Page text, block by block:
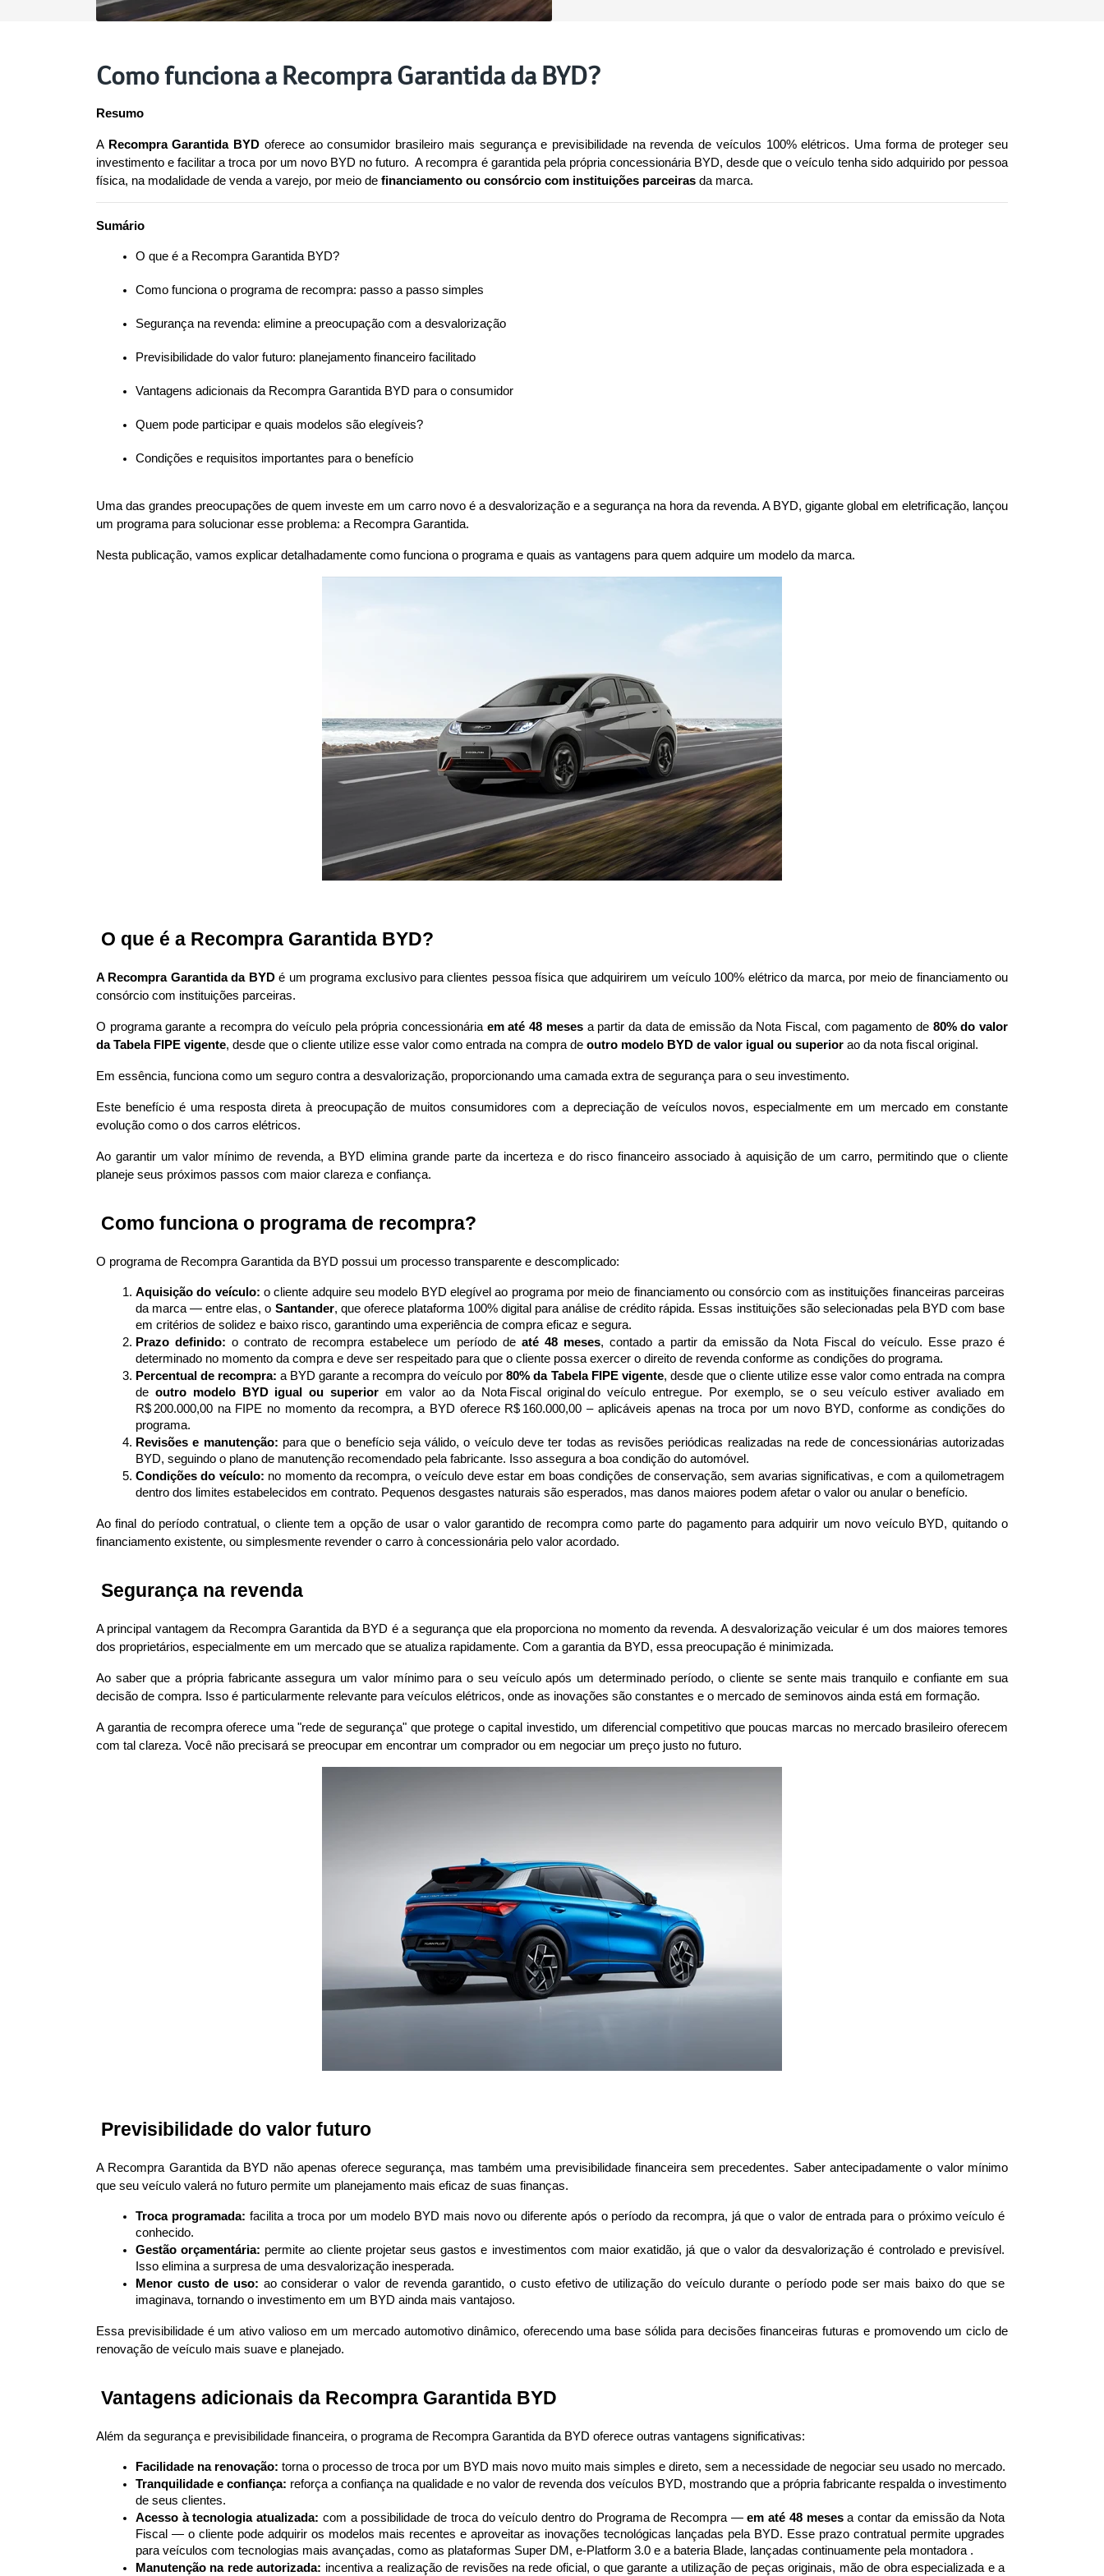
Como funciona a Recompra Garantida da BYD?
Resumo
A Recompra Garantida BYD oferece ao consumidor brasileiro mais segurança e previsibilidade na revenda de veículos 100% elétricos. Uma forma de proteger seu
investimento e facilitar a troca por um novo BYD no futuro.  A recompra é garantida pela própria concessionária BYD, desde que o veículo tenha sido adquirido por pessoa
física, na modalidade de venda a varejo, por meio de financiamento ou consórcio com instituições parceiras da marca.
Sumário
O que é a Recompra Garantida BYD?
Como funciona o programa de recompra: passo a passo simples
Segurança na revenda: elimine a preocupação com a desvalorização
Previsibilidade do valor futuro: planejamento financeiro facilitado
Vantagens adicionais da Recompra Garantida BYD para o consumidor
Quem pode participar e quais modelos são elegíveis?
Condições e requisitos importantes para o benefício
Uma das grandes preocupações de quem investe em um carro novo é a desvalorização e a segurança na hora da revenda. A BYD, gigante global em eletrificação, lançou
um programa para solucionar esse problema: a Recompra Garantida.
Nesta publicação, vamos explicar detalhadamente como funciona o programa e quais as vantagens para quem adquire um modelo da marca.
O que é a Recompra Garantida BYD?
A Recompra Garantida da BYD é um programa exclusivo para clientes pessoa física que adquirirem um veículo 100% elétrico da marca, por meio de financiamento ou
consórcio com instituições parceiras.
O programa garante a recompra do veículo pela própria concessionária em até 48 meses a partir da data de emissão da Nota Fiscal, com pagamento de 80% do valor
da Tabela FIPE vigente, desde que o cliente utilize esse valor como entrada na compra de outro modelo BYD de valor igual ou superior ao da nota fiscal original.
Em essência, funciona como um seguro contra a desvalorização, proporcionando uma camada extra de segurança para o seu investimento.
Este benefício é uma resposta direta à preocupação de muitos consumidores com a depreciação de veículos novos, especialmente em um mercado em constante
evolução como o dos carros elétricos.
Ao garantir um valor mínimo de revenda, a BYD elimina grande parte da incerteza e do risco financeiro associado à aquisição de um carro, permitindo que o cliente
planeje seus próximos passos com maior clareza e confiança.
Como funciona o programa de recompra?
O programa de Recompra Garantida da BYD possui um processo transparente e descomplicado:
Aquisição do veículo: o cliente adquire seu modelo BYD elegível ao programa por meio de financiamento ou consórcio com as instituições financeiras parceiras
da marca — entre elas, o Santander, que oferece plataforma 100% digital para análise de crédito rápida. Essas instituições são selecionadas pela BYD com base
em critérios de solidez e baixo risco, garantindo uma experiência de compra eficaz e segura.
Prazo definido: o contrato de recompra estabelece um período de até 48 meses, contado a partir da emissão da Nota Fiscal do veículo. Esse prazo é
determinado no momento da compra e deve ser respeitado para que o cliente possa exercer o direito de revenda conforme as condições do programa.
Percentual de recompra: a BYD garante a recompra do veículo por 80% da Tabela FIPE vigente, desde que o cliente utilize esse valor como entrada na compra
de outro modelo BYD igual ou superior em valor ao da Nota Fiscal original do veículo entregue. Por exemplo, se o seu veículo estiver avaliado em
R$ 200.000,00 na FIPE no momento da recompra, a BYD oferece R$ 160.000,00 – aplicáveis apenas na troca por um novo BYD, conforme as condições do
programa.
Revisões e manutenção: para que o benefício seja válido, o veículo deve ter todas as revisões periódicas realizadas na rede de concessionárias autorizadas
BYD, seguindo o plano de manutenção recomendado pela fabricante. Isso assegura a boa condição do automóvel.
Condições do veículo: no momento da recompra, o veículo deve estar em boas condições de conservação, sem avarias significativas, e com a quilometragem
dentro dos limites estabelecidos em contrato. Pequenos desgastes naturais são esperados, mas danos maiores podem afetar o valor ou anular o benefício.
Ao final do período contratual, o cliente tem a opção de usar o valor garantido de recompra como parte do pagamento para adquirir um novo veículo BYD, quitando o
financiamento existente, ou simplesmente revender o carro à concessionária pelo valor acordado.
Segurança na revenda
A principal vantagem da Recompra Garantida da BYD é a segurança que ela proporciona no momento da revenda. A desvalorização veicular é um dos maiores temores
dos proprietários, especialmente em um mercado que se atualiza rapidamente. Com a garantia da BYD, essa preocupação é minimizada.
Ao saber que a própria fabricante assegura um valor mínimo para o seu veículo após um determinado período, o cliente se sente mais tranquilo e confiante em sua
decisão de compra. Isso é particularmente relevante para veículos elétricos, onde as inovações são constantes e o mercado de seminovos ainda está em formação.
A garantia de recompra oferece uma "rede de segurança" que protege o capital investido, um diferencial competitivo que poucas marcas no mercado brasileiro oferecem
com tal clareza. Você não precisará se preocupar em encontrar um comprador ou em negociar um preço justo no futuro.
Previsibilidade do valor futuro
A Recompra Garantida da BYD não apenas oferece segurança, mas também uma previsibilidade financeira sem precedentes. Saber antecipadamente o valor mínimo
que seu veículo valerá no futuro permite um planejamento mais eficaz de suas finanças.
Troca programada: facilita a troca por um modelo BYD mais novo ou diferente após o período da recompra, já que o valor de entrada para o próximo veículo é
conhecido.
Gestão orçamentária: permite ao cliente projetar seus gastos e investimentos com maior exatidão, já que o valor da desvalorização é controlado e previsível.
Isso elimina a surpresa de uma desvalorização inesperada.
Menor custo de uso: ao considerar o valor de revenda garantido, o custo efetivo de utilização do veículo durante o período pode ser mais baixo do que se
imaginava, tornando o investimento em um BYD ainda mais vantajoso.
Essa previsibilidade é um ativo valioso em um mercado automotivo dinâmico, oferecendo uma base sólida para decisões financeiras futuras e promovendo um ciclo de
renovação de veículo mais suave e planejado.
Vantagens adicionais da Recompra Garantida BYD
Além da segurança e previsibilidade financeira, o programa de Recompra Garantida da BYD oferece outras vantagens significativas:
Facilidade na renovação: torna o processo de troca por um BYD mais novo muito mais simples e direto, sem a necessidade de negociar seu usado no mercado.
Tranquilidade e confiança: reforça a confiança na qualidade e no valor de revenda dos veículos BYD, mostrando que a própria fabricante respalda o investimento
de seus clientes.
Acesso à tecnologia atualizada: com a possibilidade de troca do veículo dentro do Programa de Recompra — em até 48 meses a contar da emissão da Nota
Fiscal — o cliente pode adquirir os modelos mais recentes e aproveitar as inovações tecnológicas lançadas pela BYD. Esse prazo contratual permite upgrades
para veículos com tecnologias mais avançadas, como as plataformas Super DM, e-Platform 3.0 e a bateria Blade, lançadas continuamente pela montadora .
Manutenção na rede autorizada: incentiva a realização de revisões na rede oficial, o que garante a utilização de peças originais, mão de obra especializada e a